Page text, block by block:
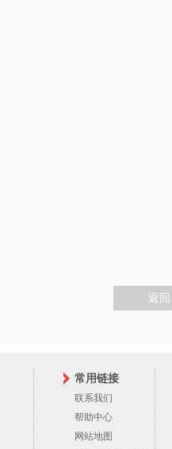
返回
常用链接
联系我们
帮助中心
网站地图